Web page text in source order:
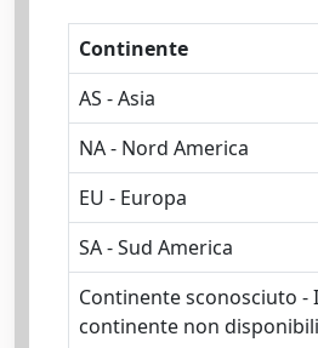
Continente
AS - Asia
NA - Nord America
EU - Europa
SA - Sud America
Continente sconosciuto -
continente non disponibili